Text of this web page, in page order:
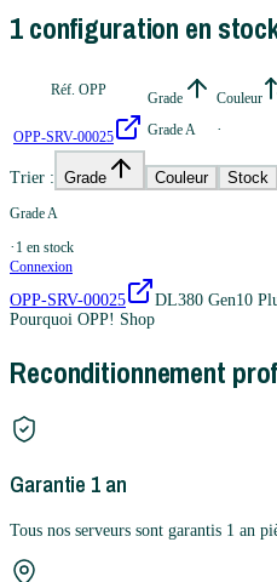
1configuration en
Réf. OPP Grade Couleur
OPP-SRV-00025 Grade A ·
Trier : Grade Couleur Stock
Grade A
· 1 en stock
Connexion
OPP-SRV-00025
DL380 Gen10
Pourquoi OPP! Shop
Reconditionnement
Garantie 1 an
Tous nos serveurs sont garantis 1 an